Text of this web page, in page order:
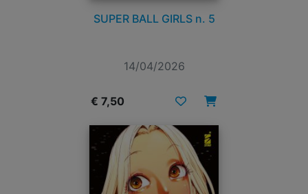
SUPER BALL GIRLS n. 5
14/04/2026
€ 7,50